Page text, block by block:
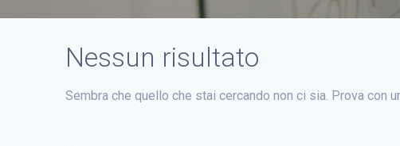
Nessun risultato
Sembra che quello che stai cercando non ci sia. Prova con